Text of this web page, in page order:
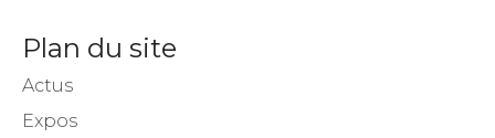
Plan du site
Actus
Expos